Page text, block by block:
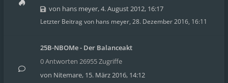
von hans meyer,4. August 2012, 16:17
Letzter Beitrag von hans meyer, 28. Dezember 2016, 16:11
25B-NBOMe - Der Balanceakt
0 Antworten 26955 Zugriffe
von Nitemare, 15. März 2016, 14:12